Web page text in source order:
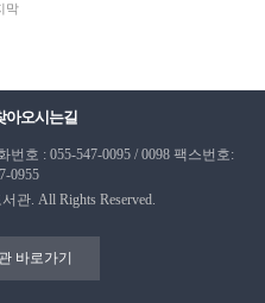
막
아오시는길
번호 : 055-547-0095 / 0098팩스번호:
0955
관. All Rights Reserved.
바로가기